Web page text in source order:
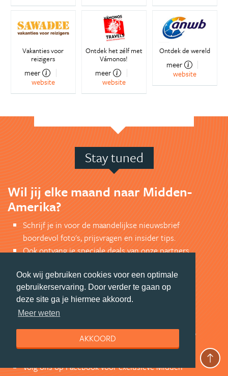
Ook wij gebruiken cookies voor een optimale
gebruikerservaring. Door verder te gaan op
deze site ga je hiermee akkoord.
Meer weten
AKKOORD
Vakanties voor
reizigers
meer
website
Ontdek het zélf met
Vámonos!
meer
website
Ontdek de wereld
meer
website
Stay tuned
Wil jij elke maand naar Midden-
Amerika?
Schrijf je in voor de maandelijkse nieuwsbrief
boordevol foto's, prijsvragen en insider tips.
Ook ontvang je speciale deals van onze partners.
reisproducten.
AANMELDEN NIEUWSBRIEF
En wil je als eerste op de hoogte
zijn?
Volg ons op Facebook voor exclusieve Midden-